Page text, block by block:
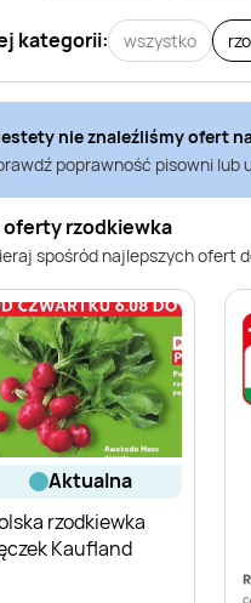
kategorii: wszystko
nie znaleźliśmy ofert
poprawność pisowni lub
oferty rzodkiewka
spośród najlepszych ofert
aktualna
rzodkiewka
Kaufland